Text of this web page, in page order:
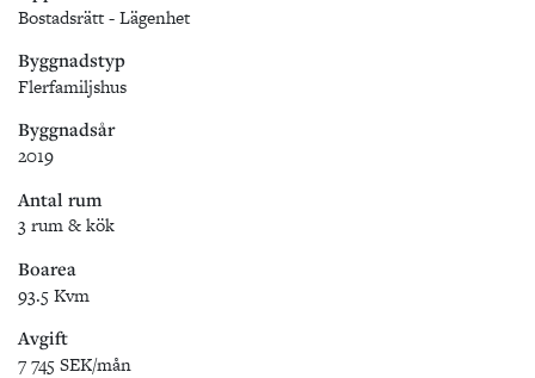
Bostadsrätt - Lägenhet
Byggnadstyp
Flerfamiljshus
Byggnadsår
2019
Antal rum
3 rum & kök
Boarea
93.5 Kvm
Avgift
7 745 SEK/mån